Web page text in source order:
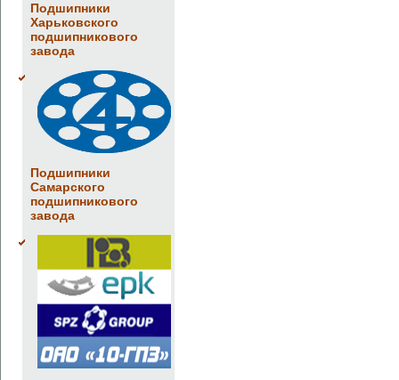
Подшипники
Харьковского
подшипникового
завода
Подшипники
Самарского
подшипникового
завода